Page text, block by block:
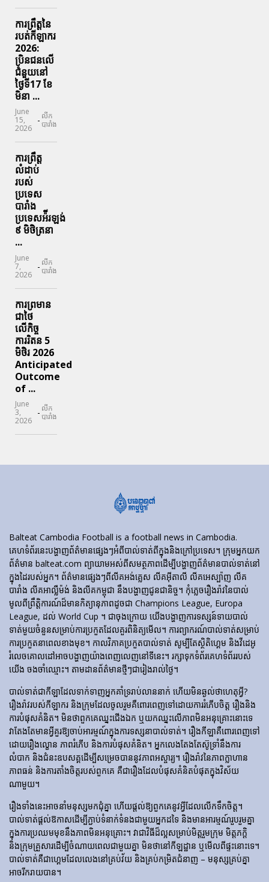
ការព្រឹត្តនៃ
របត់កីឡាករ
2026:
ប្រិនជនលើ
ជំនួយនៅ
ថ្ងៃទី17 ខែ
មិនា ...
June
15,
2026
- លីក
បារាំង
ការព្រឹត្ត
លំដាប់
របស់
ប្រទេស
បារាំង
ប្រទេសអ៉ីរឡង់
៩ មិថិត្រនា
...
June
7,
2026
- លីក
បារាំង
ការព្រមាន
ជាថៃ
លើកិច្ច
ការរិតន 5
មិថិរ 2026
Anticipated
Outcome
of ...
June
3,
2026
- លីក
បារាំង
Balteat Cambodia Football is a football news in Cambodia.
គេហទំព័រ​នេះ​បង្ហាញ​ព័ត៌មាន​ផ្សេងៗ​អំពី​បាល់ទាត់​ពី​ក្នុង​និង​ក្រៅ​ប្រទេស។ ក្រុមអ្នកយក
ព័ត៌មាន balteat.com ព្យាយាមអស់ពីសមត្ថភាពដើម្បីបង្ហាញព័ត៌មានបាល់ទាត់នៅ
ក្នុងដៃរបស់អ្នក។ ព័ត៌មានផ្សេងៗពីលីគអង់គ្លេស លីគអ៊ីតាលី លីគអេស្ប៉ាញ លីគ
បារាំង លីគអាល្លឺម៉ង់ និងលីគកម្ពុជា នឹងបង្ហាញជូនជានិច្ច។ កុំភ្លេចរឿងរ៉ាវនៃបាល់
មូលពីព្រឹត្តិការណ៍ដ៏មានកិត្យានុភាពដូចជា Champions League, Europa
League, ដល់ World Cup ។ ជាចុងក្រោយ យើងបង្ហាញការទស្សន៍ទាយបាល់
ទាត់មួយចំនួនសម្រាប់ការប្រកួតដែលគួរពិនិត្យមើល។ ការព្យាករណ៍បាល់ទាត់សម្រាប់
ការប្រកួតនាពេលខាងមុខ។ កាលវិភាគប្រកួតបាល់ទាត់ សូម្បីតែស្ថិតិហ្គេម និងវីដេអូ
រំលេចគោលដៅអាចបង្ហាញយ៉ាងពេញលេញនៅទីនេះ។ រក្សាទុកទំព័រគេហទំព័ររបស់
យើង ចងចាំឈ្មោះ។ តាមដានព័ត៌មានថ្មីៗជារៀងរាល់ថ្ងៃ។
បាល់ទាត់​ជា​កីឡា​ដែល​ទាក់​ទាញ​អ្នក​គាំទ្រ​រាប់​លាន​នាក់ ហើយ​មិន​ឆ្ងល់​ថា​ហេតុអ្វី?
រឿងរ៉ាវ​របស់​កីឡាករ និង​ក្រុម​ដែល​ចូលរួម​គឺ​ពោរពេញ​ទៅ​ដោយ​ការ​រំភើប​ចិត្ត រឿង​និង​
ការ​បំផុស​គំនិត។ មិនថាពួកគេឈ្នះជើងឯក ឬយកឈ្នះលើភាពមិនអនុគ្រោះនោះទេ
វាតែងតែមានអ្វីគួរឱ្យចាប់អារម្មណ៍ក្នុងការទស្សនាបាល់ទាត់។ រឿង​កីឡា​គឺ​ពោរពេញ​ទៅ​
ដោយ​រឿង​ល្ខោន ភាព​រំភើប និង​ការ​បំផុស​គំនិត។ អ្នកលេងតែងតែស៊ូទ្រាំនឹងការ
លំបាក និងជំនះឧបសគ្គដើម្បីសម្រេចបាននូវភាពអស្ចារ្យ។ រឿងរ៉ាវនៃភាពក្លាហាន
ភាពធន់ និងការតាំងចិត្តរបស់ពួកគេ គឺជារឿងដែលបំផុសគំនិតបំផុតក្នុងវិស័យ
ណាមួយ។
រឿងទាំងនេះអាចនាំមនុស្សមកជុំគ្នា ហើយផ្តល់ឱ្យពួកគេនូវអ្វីដែលលើកទឹកចិត្ត។
បាល់ទាត់ផ្តល់ឱកាសដើម្បីភ្ជាប់ទំនាក់ទំនងជាមួយអ្នកដទៃ និងមានអារម្មណ៍រួបរួមគ្នា
ក្នុងការប្រឈមមុខនឹងភាពមិនអនុគ្រោះ។ វាជាវិធីដ៏ល្អសម្រាប់មិត្តរួមក្រុម មិត្តភក្តិ
និងក្រុមគ្រួសារដើម្បីចំណាយពេលជាមួយគ្នា មិនថានៅកីឡដ្ឋាន ឬមើលពីផ្ទះនោះទេ។
បាល់ទាត់គឺជាហ្គេមដែលលេងនៅគ្រប់វ័យ និងគ្រប់កម្រិតជំនាញ – មនុស្សគ្រប់គ្នា
អាចរីករាយបាន។